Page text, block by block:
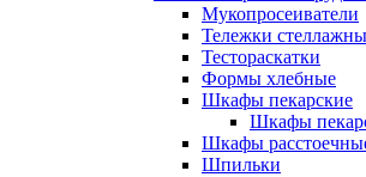
Мукопросеиватели
Тележки
Тестораскатки
Формы хлебные
Шкафы пекарские
Шкафы
Шкафы
Шпильки